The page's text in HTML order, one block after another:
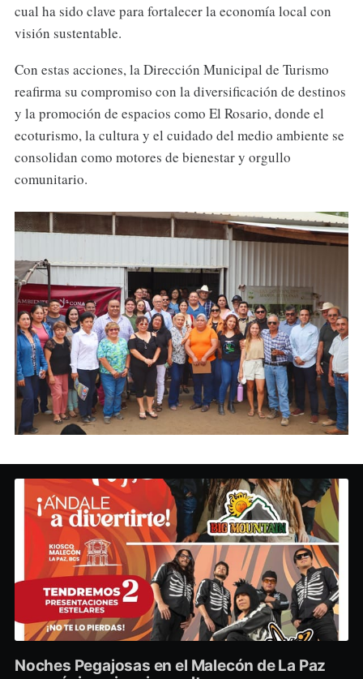
cual ha sido clave para fortalecer la economía local con
visión sustentable.
Con estas acciones, la Dirección Municipal de Turismo
reafirma su compromiso con la diversificación de destinos
y la promoción de espacios como El Rosario, donde el
ecoturismo, la cultura y el cuidado del medio ambiente se
consolidan como motores de bienestar y orgullo
comunitario.
Noches Pegajosas en el Malecón de La Paz